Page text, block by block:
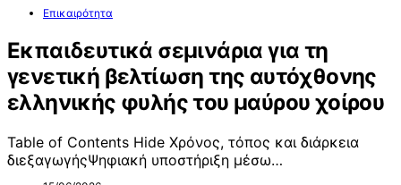
Επικαιρότητα
Εκπαιδευτικά σεμινάρια για τη
γενετική βελτίωση της αυτόχθονης
ελληνικής φυλής του μαύρου χοίρου
Table of Contents Hide Χρόνος, τόπος και διάρκεια
διεξαγωγήςΨηφιακή υποστήριξη μέσω…